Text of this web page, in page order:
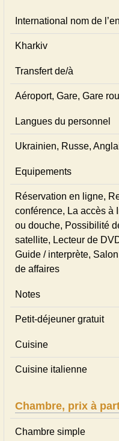
International nom de
Kharkiv
Transfert de/à
Aéroport, Gare, Gare
Langues du personnel
Ukrainien, Russe,
Equipements
Réservation en ligne,
conférence, La accès à
ou douche, Possibilité
satellite, Lecteur de
Guide / interprète,
de affaires
Notes
Petit-déjeuner gratuit
Cuisine
Cuisine italienne
Chambre, prix à
Chambre simple